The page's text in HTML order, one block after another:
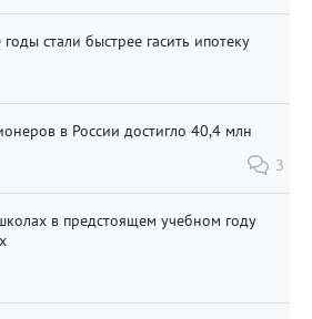
стали быстрее гасить ипотеку
в России достигло 40,4 млн
3
в предстоящем учебном году